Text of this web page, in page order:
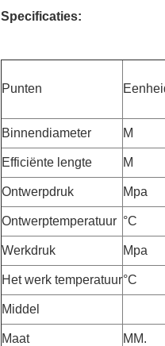
Specificaties:
Punten
Binnendiameter M
Efficiënte lengte M
Ontwerpdruk Mpa
Ontwerptemperatuur °C
Werkdruk Mpa
Het werk temperatuur°C
Middel
Maat MM.